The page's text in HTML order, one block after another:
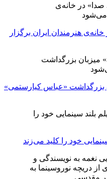
هنرمندان ایران برگزار
بزرگداشت «عباس کیارستمی»
خود را کلید می‌زند